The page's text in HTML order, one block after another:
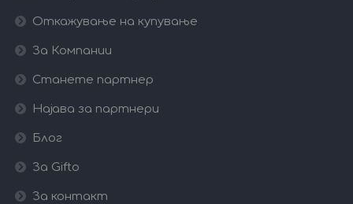
Откажување на купување
За Компании
Станете партнер
Најава за партнери
Блог
За Gifto
За контакт